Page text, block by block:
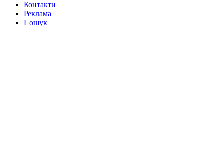
Контакти
Реклама
Пошук